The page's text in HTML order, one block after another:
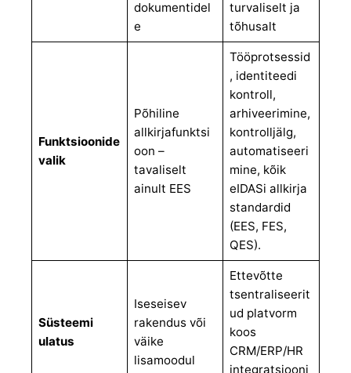
dokumentidel
e
turvaliselt ja
tõhusalt
Funktsioonide
valik
Põhiline
allkirjafunktsi
oon –
tavaliselt
ainult EES
Tööprotsessid
, identiteedi
kontroll,
arhiveerimine,
kontrolljälg,
automatiseeri
mine, kõik
eIDASi allkirja
standardid
(EES, FES,
QES).
Süsteemi
ulatus
Iseseisev
rakendus või
väike
lisamoodul
Ettevõtte
tsentraliseerit
ud platvorm
koos
CRM/ERP/HR
integratsiooni